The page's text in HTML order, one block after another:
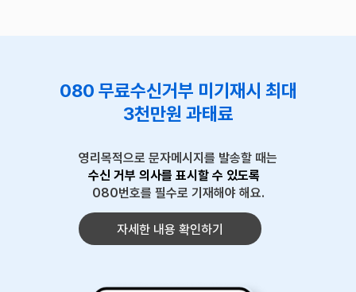
080 무료수신거부 미기재시 최대
3천만원 과태료
영리목적으로 문자메시지를 발송할 때는
수신 거부 의사를 표시할 수 있도록
080번호를 필수로 기재해야 해요.
자세한 내용 확인하기